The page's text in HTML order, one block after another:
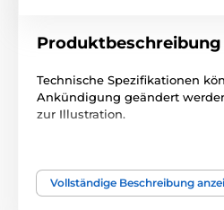
Produktbeschreibung
Technische Spezifikationen
Ankündigung geändert
zur Illustration.
Das Produkt ist in
Vollständige Beschreibung